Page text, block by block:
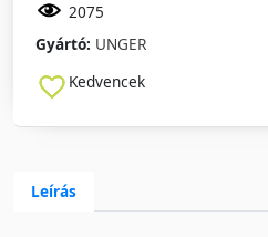
2075
Gyártó: UNGER
Kedvencek
Leírás